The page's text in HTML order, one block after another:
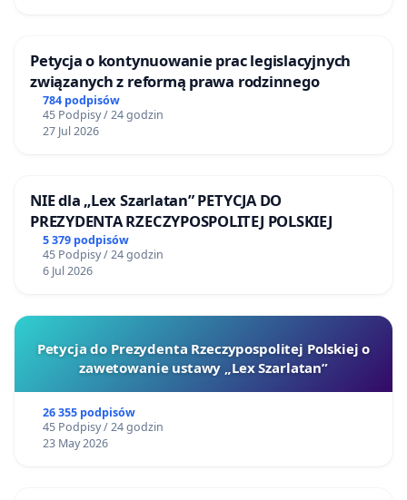
Petycja o kontynuowanie prac legislacyjnych
związanych z reformą prawa rodzinnego
784 podpisów
45 Podpisy / 24 godzin
27 Jul 2026
NIE dla „Lex Szarlatan” PETYCJA DO
PREZYDENTA RZECZYPOSPOLITEJ POLSKIEJ
5 379 podpisów
45 Podpisy / 24 godzin
6 Jul 2026
Petycja do Prezydenta Rzeczypospolitej Polskiej o
zawetowanie ustawy „Lex Szarlatan”
26 355 podpisów
45 Podpisy / 24 godzin
23 May 2026